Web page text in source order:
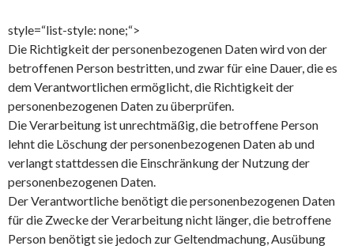
style=“list-style: none;“>
Die Richtigkeit der personenbezogenen Daten wird von der
betroffenen Person bestritten, und zwar für eine Dauer, die es
dem Verantwortlichen ermöglicht, die Richtigkeit der
personenbezogenen Daten zu überprüfen.
Die Verarbeitung ist unrechtmäßig, die betroffene Person
lehnt die Löschung der personenbezogenen Daten ab und
verlangt stattdessen die Einschränkung der Nutzung der
personenbezogenen Daten.
Der Verantwortliche benötigt die personenbezogenen Daten
für die Zwecke der Verarbeitung nicht länger, die betroffene
Person benötigt sie jedoch zur Geltendmachung, Ausübung